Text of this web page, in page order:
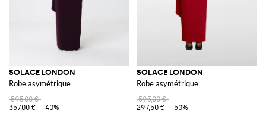
SOLACE LONDON
Robe asymétrique
595,00 €
357,00 €
-40%
SOLACE LONDON
Robe asymétrique
595,00 €
297,50 €
-50%